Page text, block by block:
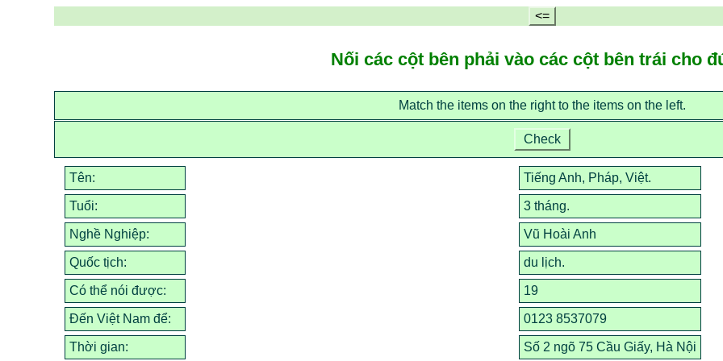
<=
Nối các cột bên phải vào các cột bên trái cho
Match the items on the right to the items on the left.
Check
Tên:
Tuổi:
Nghề Nghiệp:
Quốc tịch:
Có thể nói được:
Đến Việt Nam để:
Thời gian:
Tiếng Anh, Pháp, Việt.
3 tháng.
Vũ Hoài Anh
du lịch.
19
0123 8537079
Số 2 ngõ 75 Cầu Giấy, Hà Nội